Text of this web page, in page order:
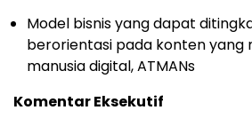
Model bisnis yang dapat
berorientasi pada konten
manusia digital, ATMANs
Komentar Eksekutif